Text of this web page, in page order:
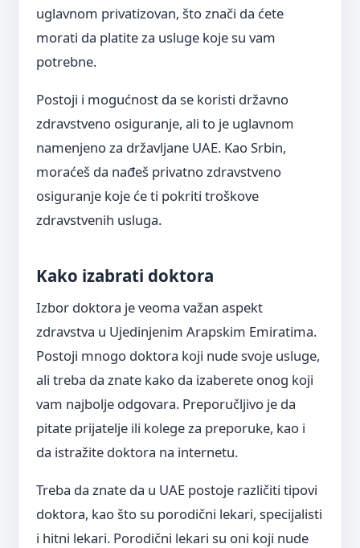
uglavnom privatizovan, što znači da ćete
morati da platite za usluge koje su vam
potrebne.
Postoji i mogućnost da se koristi državno
zdravstveno osiguranje, ali to je uglavnom
namenjeno za državljane UAE. Kao Srbin,
moraćeš da nađeš privatno zdravstveno
osiguranje koje će ti pokriti troškove
zdravstvenih usluga.
Kako izabrati doktora
Izbor doktora je veoma važan aspekt
zdravstva u Ujedinjenim Arapskim Emiratima.
Postoji mnogo doktora koji nude svoje usluge,
ali treba da znate kako da izaberete onog koji
vam najbolje odgovara. Preporučljivo je da
pitate prijatelje ili kolege za preporuke, kao i
da istražite doktora na internetu.
Treba da znate da u UAE postoje različiti tipovi
doktora, kao što su porodični lekari, specijalisti
i hitni lekari. Porodični lekari su oni koji nude